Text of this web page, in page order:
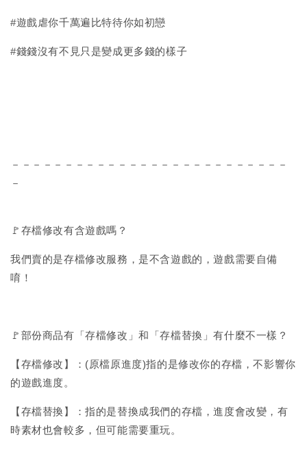
#遊戲虐你千萬遍比特待你如初戀
#錢錢沒有不見只是變成更多錢的樣子
－－－－－－－－－－－－－－－－－－－－－－－－－－
－
🚩存檔修改有含遊戲嗎？
我們賣的是存檔修改服務，是不含遊戲的，遊戲需要自備
唷！
🚩部份商品有「存檔修改」和「存檔替換」有什麼不一樣？
【存檔修改】：(原檔原進度)指的是修改你的存檔，不影響你
的遊戲進度。
【存檔替換】：指的是替換成我們的存檔，進度會改變，有
時素材也會較多，但可能需要重玩。